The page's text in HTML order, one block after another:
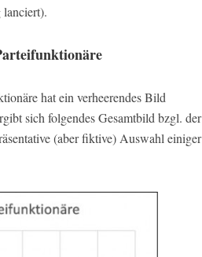
hat ein verheerendes Bild
sich folgendes Gesamtbild bzgl. der
(aber fiktive) Auswahl einiger